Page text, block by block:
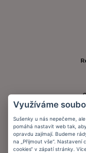
Využíváme
Sušenky u nás nepečeme,
pomáhá nastavit web tak,
opravdu zajímají. Budeme
na „Přijmout vše“. Nastavení
cookies“ v zápatí stránky.